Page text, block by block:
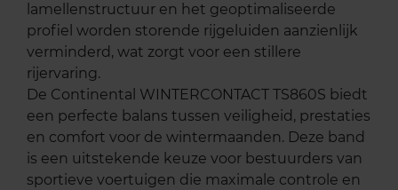
lamellenstructuur en het geoptimaliseerde
profiel worden storende rijgeluiden aanzienlijk
verminderd, wat zorgt voor een stillere
rijervaring.
De Continental WINTERCONTACT TS860S biedt
een perfecte balans tussen veiligheid, prestaties
en comfort voor de wintermaanden. Deze band
is een uitstekende keuze voor bestuurders van
sportieve voertuigen die maximale controle en